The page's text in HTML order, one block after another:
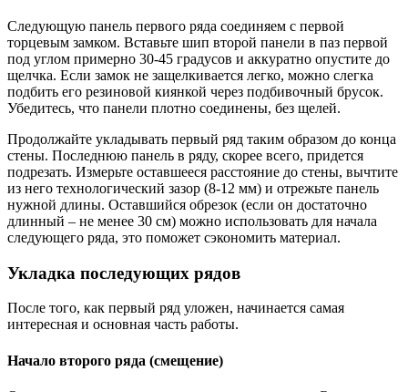
Следующую панель первого ряда соединяем с первой
торцевым замком. Вставьте шип второй панели в паз первой
под углом примерно 30-45 градусов и аккуратно опустите до
щелчка. Если замок не защелкивается легко, можно слегка
подбить его резиновой киянкой через подбивочный брусок.
Убедитесь, что панели плотно соединены, без щелей.
Продолжайте укладывать первый ряд таким образом до конца
стены. Последнюю панель в ряду, скорее всего, придется
подрезать. Измерьте оставшееся расстояние до стены, вычтите
из него технологический зазор (8-12 мм) и отрежьте панель
нужной длины. Оставшийся обрезок (если он достаточно
длинный – не менее 30 см) можно использовать для начала
следующего ряда, это поможет сэкономить материал.
Укладка последующих рядов
После того, как первый ряд уложен, начинается самая
интересная и основная часть работы.
Начало второго ряда (смещение)